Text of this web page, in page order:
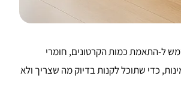
ל-התאמת כמות הקרטונים, חומרי
כדי שתוכל לקנות בדיוק מה שצריך ולא